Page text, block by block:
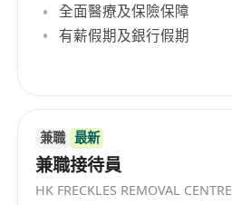
全面醫療及保險保障
有薪假期及銀行假期
兼職 最新
兼職接待員
HK FRECKLES REMOVAL CENTRE